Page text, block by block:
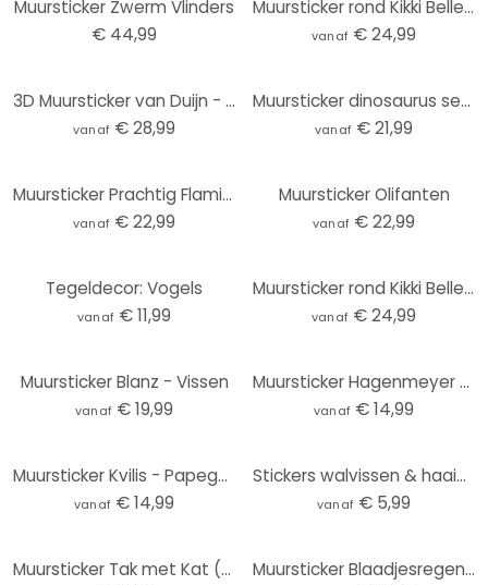
Muursticker Zwerm Vlinders
€ 44,99
Muursticker rond Kikki Belle - Koninkrijk van de Dieren
vanaf € 24,99
3D Muursticker van Duijn - Baby Olifant
vanaf € 28,99
Muursticker dinosaurus set (5 stuks)
vanaf € 21,99
Muursticker Prachtig Flamingo Paar
vanaf € 22,99
Muursticker Olifanten
vanaf € 22,99
Tegeldecor: Vogels
vanaf € 11,99
Muursticker rond Kikki Belle - Hert in de Zomer
vanaf € 24,99
Muursticker Blanz - Vissen
vanaf € 19,99
Muursticker Hagenmeyer – Happy Fish
vanaf € 14,99
Muursticker Kvilis - Papegaai 02
vanaf € 14,99
Stickers walvissen & haaien
vanaf € 5,99
Muursticker Tak met Kat (2-kleurig)
Muursticker Blaadjesregen met vogeltjes